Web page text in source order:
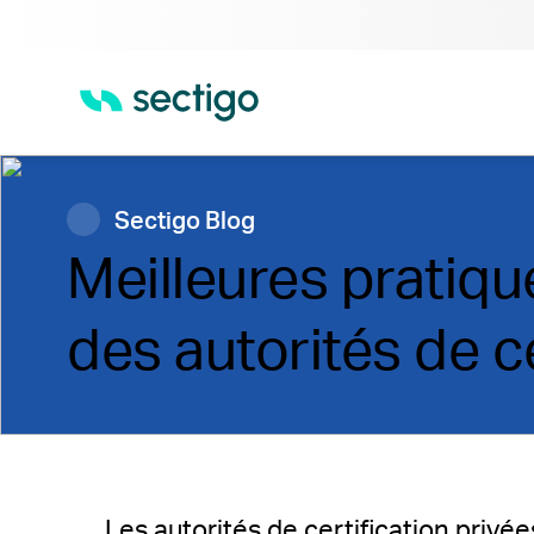
Sectigo Blog
Meilleures
des autorités de